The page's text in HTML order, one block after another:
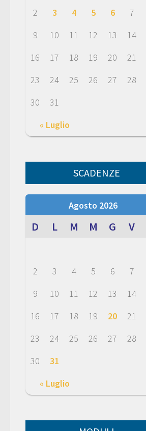
« Luglio
2
3 4 5 6 7
9
10 11 12 13 14
16
17 18 19 20 21
23
24 25 26 27 28
30
31
SCADENZE
Agosto 2026
D L M M G V
« Luglio
2
3 4 5 6 7
9
10 11 12 13 14
16
17 18 19 20 21
23
24 25 26 27 28
30
31